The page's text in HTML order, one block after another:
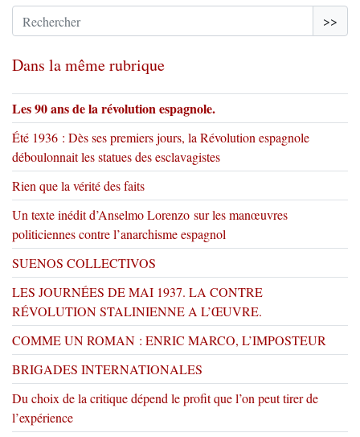
>>
Dans la même rubrique
Les 90 ans de la révolution espagnole.
Été 1936 : Dès ses premiers jours, la Révolution espagnole
déboulonnait les statues des esclavagistes
Rien que la vérité des faits
Un texte inédit d’Anselmo Lorenzo sur les manœuvres
politiciennes contre l’anarchisme espagnol
SUENOS COLLECTIVOS
LES JOURNÉES DE MAI 1937. LA CONTRE
RÉVOLUTION STALINIENNE A L’ŒUVRE.
COMME UN ROMAN : ENRIC MARCO, L’IMPOSTEUR
BRIGADES INTERNATIONALES
Du choix de la critique dépend le profit que l’on peut tirer de
l’expérience